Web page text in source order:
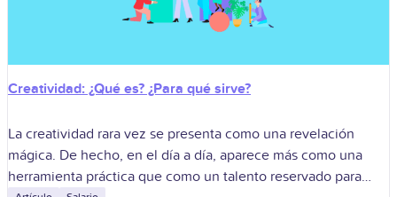
Creatividad: ¿Qué es? ¿Para qué sirve?
La creatividad rara vez se presenta como una revelación
mágica. De hecho, en el día a día, aparece más como una
herramienta práctica que como un talento reservado para